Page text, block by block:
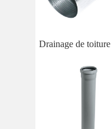
Drainage de toiture